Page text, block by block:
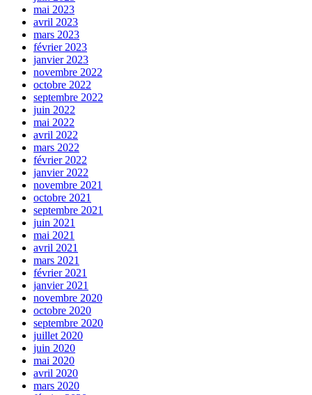
mai 2023
avril 2023
mars 2023
février 2023
janvier 2023
novembre 2022
octobre 2022
septembre 2022
juin 2022
mai 2022
avril 2022
mars 2022
février 2022
janvier 2022
novembre 2021
octobre 2021
septembre 2021
juin 2021
mai 2021
avril 2021
mars 2021
février 2021
janvier 2021
novembre 2020
octobre 2020
septembre 2020
juillet 2020
juin 2020
mai 2020
avril 2020
mars 2020